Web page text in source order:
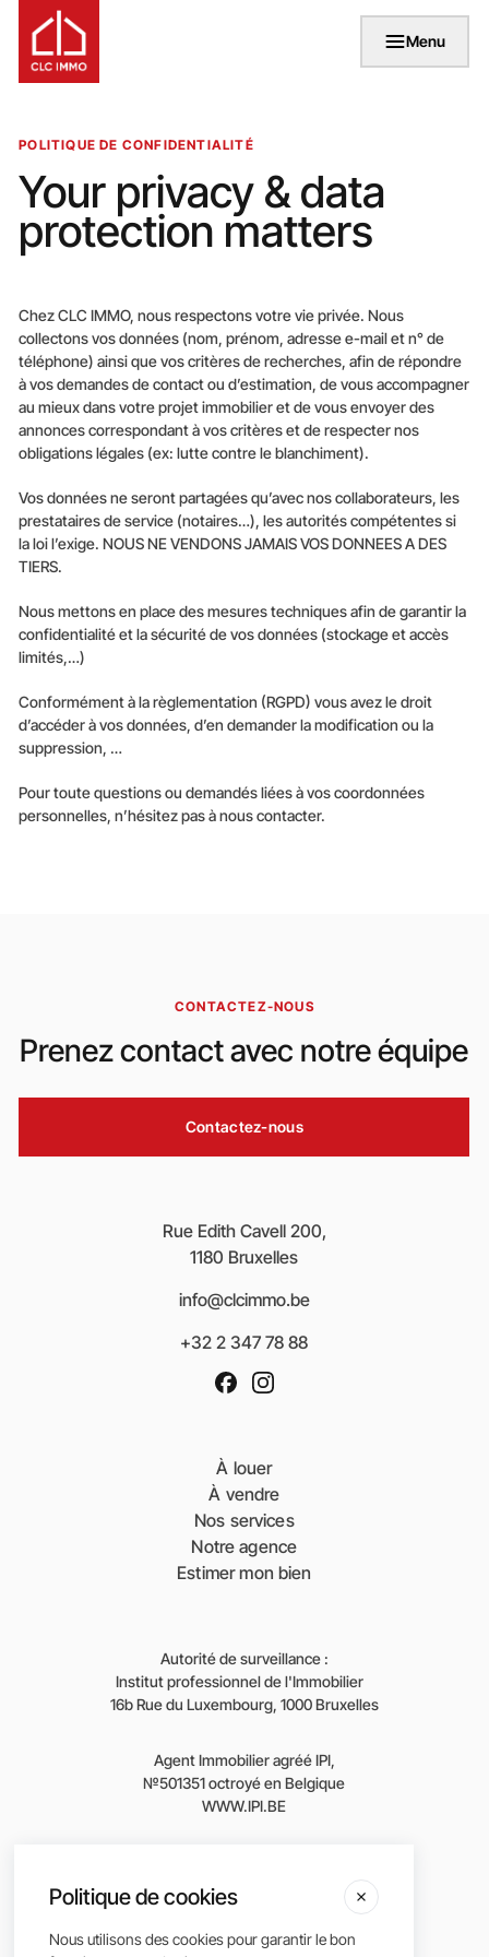
Menu
POLITIQUE DE CONFIDENTIALITÉ
Your privacy & data
protection matters
Chez CLC IMMO, nous respectons votre vie privée. Nous
collectons vos données (nom, prénom, adresse e-mail et n° de
téléphone) ainsi que vos critères de recherches, afin de répondre
à vos demandes de contact ou d’estimation, de vous accompagner
au mieux dans votre projet immobilier et de vous envoyer des
annonces correspondant à vos critères et de respecter nos
obligations légales (ex: lutte contre le blanchiment).
Vos données ne seront partagées qu’avec nos collaborateurs, les
prestataires de service (notaires…), les autorités compétentes si
la loi l’exige. NOUS NE VENDONS JAMAIS VOS DONNEES A DES
TIERS.
Nous mettons en place des mesures techniques afin de garantir la
confidentialité et la sécurité de vos données (stockage et accès
limités,…)
Conformément à la règlementation (RGPD) vous avez le droit
d’accéder à vos données, d’en demander la modification ou la
suppression, …
Pour toute questions ou demandés liées à vos coordonnées
personnelles, n’hésitez pas à nous contacter.
CONTACTEZ-NOUS
Prenez contact avec notre équipe
Contactez-nous
À louer
À vendre
Nos services
Notre agence
Estimer mon bien
Rue Edith Cavell 200,
1180 Bruxelles
info@clcimmo.be
+32 2 347 78 88
Autorité de surveillance :
Institut professionnel de l'Immobilier
16b Rue du Luxembourg, 1000 Bruxelles
Agent Immobilier agréé IPI,
№501351 octroyé en Belgique
WWW.IPI.BE
l'approbation du code de déontologie de l'institut
professionnel des agents immobiliers.
Politique de cookies
Nous utilisons des cookies pour garantir le bon